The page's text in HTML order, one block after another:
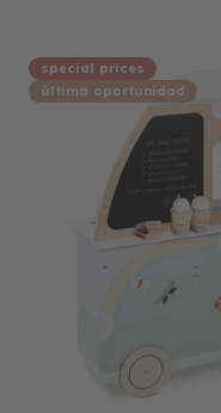
special prices
última oportunidad